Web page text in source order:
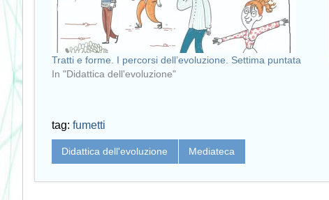
Tratti e forme. I percorsi dell’evoluzione. Settima puntata
In "Didattica dell'evoluzione"
tag: fumetti
Didattica dell'evoluzione Mediateca